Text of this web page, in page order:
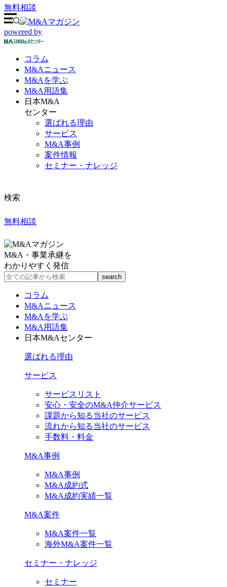
無料相談
powered by
コラム
M&Aニュース
M&Aを学ぶ
M&A 用語集
日本M&A
センター
選ばれる理由
サービス
M&A事例
案件情報
セミナー・ナレッジ
検索
無料相談
M&A・事業承継を
わかりやすく発信
コラム
M&Aニュース
M&Aを学ぶ
M&A用語集
日本M&Aセンター
選ばれる理由
サービス
サービスリスト
安心・安全のM&A仲介サービス
課題から知る当社のサービス
流れから知る当社のサービス
手数料・料金
M&A事例
M&A事例
M&A成約式
M&A成約実績一覧
M&A案件
M&A案件一覧
海外M&A案件一覧
セミナー・ナレッジ
セミナー